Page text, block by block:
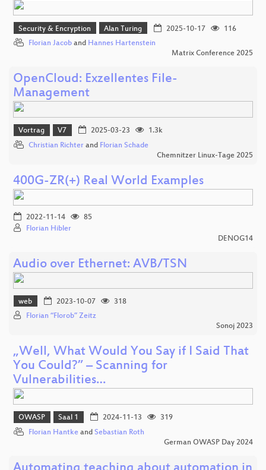
Security & Encryption Alan Turing 2025-10-17
116
Florian Jacob and Hannes Hartenstein
Matrix Conference 2025
OpenCloud: Exzellentes File-
Management
Vortrag V7 2025-03-23
1.3k
Christian Richter and Florian Schade
Chemnitzer Linux-Tage 2025
400G-ZR(+) Real World Examples
2022-11-14
85
Florian Hibler
DENOG14
Audio over Ethernet: AVB/TSN
web 2023-10-07
318
Florian “Florob” Zeitz
Sonoj 2023
„Well, What Would You Say if I Said That
You Could?” – Scanning for
Vulnerabilities…
OWASP Saal 1 2024-11-13
319
Florian Hantke and Sebastian Roth
German OWASP Day 2024